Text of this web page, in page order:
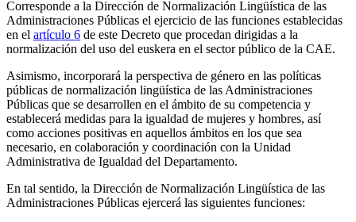
Corresponde a la Dirección de Normalización Lingüística de las
Administraciones Públicas el ejercicio de las funciones establecidas
en el artículo 6 de este Decreto que procedan dirigidas a la
normalización del uso del euskera en el sector público de la CAE.
Asimismo, incorporará la perspectiva de género en las políticas
públicas de normalización lingüística de las Administraciones
Públicas que se desarrollen en el ámbito de su competencia y
establecerá medidas para la igualdad de mujeres y hombres, así
como acciones positivas en aquellos ámbitos en los que sea
necesario, en colaboración y coordinación con la Unidad
Administrativa de Igualdad del Departamento.
En tal sentido, la Dirección de Normalización Lingüística de las
Administraciones Públicas ejercerá las siguientes funciones: